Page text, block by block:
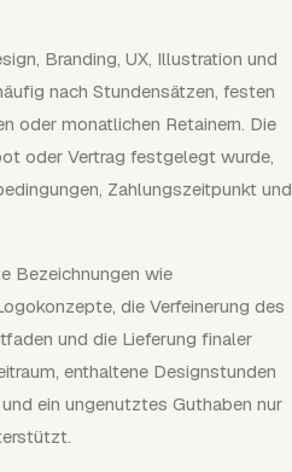
Branding, UX, Illustration und
nach Stundensätzen, festen
oder monatlichen Retainern. Die
oder Vertrag festgelegt wurde,
Zahlungszeitpunkt und
Bezeichnungen wie
die Verfeinerung des
und die Lieferung finaler
enthaltene Designstunden
ein ungenutztes Guthaben nur